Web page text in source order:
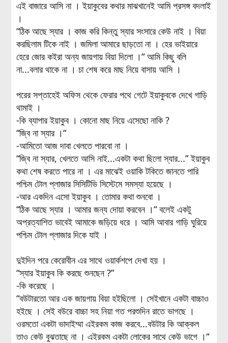
এই বাজারে আসি না । ইয়াকুবের কথার মাঝখানেই আমি প্রসঙ্গ বদলাই
।
“ঠিক আছে স্যার । কাজ করি কিন্তু স্যার সংসারে কেউ নাই । বিয়া
করছিলাম টিকে নাই । জমিলা আমারে ছাড়তো না । হের ভাইয়ারে
হেরে জোর কইরা অন্য জায়গায় বিয়া দিলো ।“ আমি কিছু বলি
না...বলার থাকে না । চা শেষ করে মাছ নিয়ে বাসায় আসি ।
পরের সপ্তাহেই অফিস থেকে ফেরার পথে গেটে ইয়াকুবকে দেখে গাড়ি
থামাই ।
-কি ব্যাপার ইয়াকুব । কোনো মাছ নিয়ে এসেছো নাকি ?
“জ্বি না স্যার ।“
-আমিতো আজ দাবা খেলতে পারবো না ।
“জ্বি না স্যার, খেলতে আসি নাই...একটা কথা ছিলো স্যার...” ইয়াকুব
কথা শেষ করতে পারে না । এর মাঝেই ওয়াকি টকিতে জানতে পারি
পশ্চিম টোল প্লাজার সিসিটিভি সিস্টেমে সমস্যা হয়েছে ।
-আর একদিন এসো ইয়াকুব । তোমার কথা শুনবো ।
“ঠিক আছে স্যার । আমার জন্য দোয়া করবেন ।“ বলেই একটু
অপ্রত্যাশিত ভাবেই আমাকে জড়িয়ে ধরে । আমি আবার গাড়ি ঘুরিয়ে
পশ্চিম টোল প্লাজার দিকে যাই ।
দুইদিন পরে কেরোবীন এর সাথে ওয়ার্কশপে দেখা হয় ।
“স্যার ইয়াকুব কি করছে শুনছেন ?”
-কি করেছে ।
“বউটারতো আর এক জায়গায় বিয়া হইছিলো । সেইখানে একটা বাচ্চাও
হইছে । সেই বউরে বাচ্চা সহ নিয়া গত পরশুদিন রাতে ভাগছে ।
ওরমতো একটা ভাদাইম্মা এইরকম কাজ করবে...বউটার কি আক্কল
তাও কেউ বুঝতাছে না । এইরকম একটা লোকের সাথে কেউ ভাগে ।“